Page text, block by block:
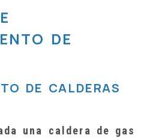
DE
DE CALDERAS
una caldera de gas